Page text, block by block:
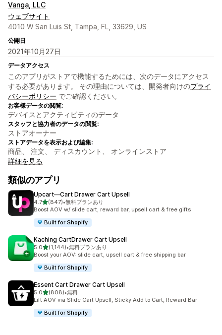
Vanga, LLC
ウェブサイト
4010 W San Luis St, Tampa, FL, 33629, US
公開日
2021年10月27日
データアクセス
このアプリがストアで機能するためには、次のデータにアクセス
する必要があります。 その理由については、開発者向けのプライ
バシーポリシー でご確認ください。
お客様データの閲覧:
デバイスとアクティビティのデータ
スタッフと協力者のデータの閲覧:
ストアオーナー
ストアデータを表示および編集:
商品、 注文、 ディスカウント、 オンラインストア
詳細を見る
類似のアプリ
Upcart—Cart Drawer Cart Upsell
4.75つ星中
(847)
合計レビュー数：847件
•無料プランあり
Boost AOV w/ slide cart, reward bar, upsell cart & free gifts
Built for Shopify
Kaching CartDrawer Cart Upsell
5.05つ星中
(1,144)
合計レビュー数：1144件
•無料プランあり
Boost your AOV: slide cart, upsell cart & free shipping bar
Built for Shopify
Essent Cart Drawer Cart Upsell
5.05つ星中
(808)
合計レビュー数：808件
•無料
Lift AOV via Slide Cart Upsell, Sticky Add to Cart, Reward Bar
Built for Shopify